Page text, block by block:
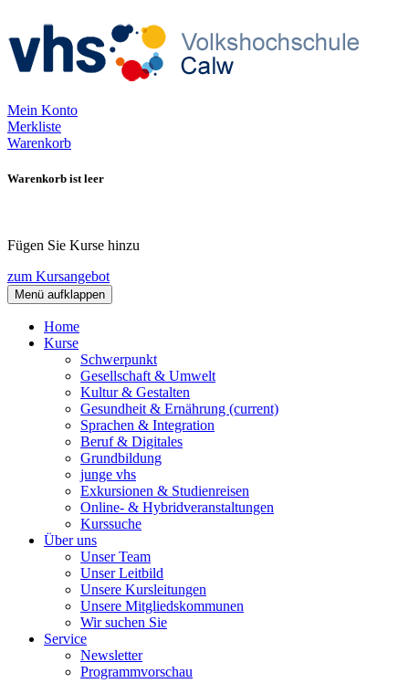
Mein Konto
Merkliste
Warenkorb
Warenkorb ist leer
Fügen Sie Kurse hinzu
zum Kursangebot
Menü aufklappen
Home
Kurse
Schwerpunkt
Gesellschaft & Umwelt
Kultur & Gestalten
Gesundheit & Ernährung (current)
Sprachen & Integration
Beruf & Digitales
Grundbildung
junge vhs
Exkursionen & Studienreisen
Online- & Hybridveranstaltungen
Kurssuche
Über uns
Unser Team
Unser Leitbild
Unsere Kursleitungen
Unsere Mitgliedskommunen
Wir suchen Sie
Service
Newsletter
Programmvorschau